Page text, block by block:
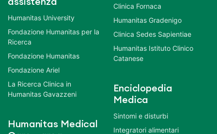
Humanitas University
Fondazione Humanitas per la
Ricerca
Fondazione Humanitas
Fondazione Ariel
La Ricerca Clinica in
Humanitas Gavazzeni
Humanitas Medical
Clinica Fornaca
Humanitas Gradenigo
Clinica Sedes Sapientiae
Humanitas Istituto Clinico
Catanese
Enciclopedia
Medica
Sintomi e disturbi
Integratori alimentari